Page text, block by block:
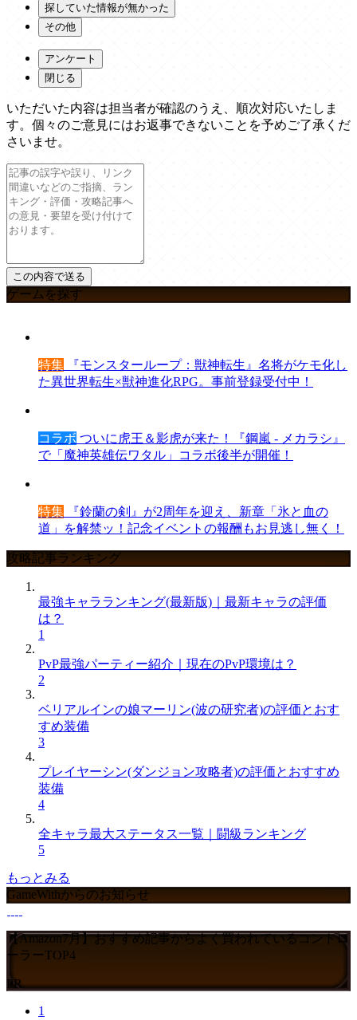
探していた情報が無かった
その他
アンケート
閉じる
いただいた内容は担当者が確認のうえ、順次対応いたしま
す。個々のご意見にはお返事できないことを予めご了承くだ
さいませ。
ゲームを探す
特集 『モンスターループ：獣神転生』名将がケモ化し
た異世界転生×獣神進化RPG。事前登録受付中！
コラボ ついに虎王＆影虎が来た！『鋼嵐 - メカラシ』
で「魔神英雄伝ワタル」コラボ後半が開催！
特集 『鈴蘭の剣』が2周年を迎え、新章「氷と血の
道」を解禁ッ！記念イベントの報酬もお見逃し無く！
攻略記事ランキング
最強キャラランキング(最新版)｜最新キャラの評価
は？
1
PvP最強パーティー紹介｜現在のPvP環境は？
2
ベリアルインの娘マーリン(波の研究者)の評価とおす
すめ装備
3
プレイヤーシン(ダンジョン攻略者)の評価とおすすめ
装備
4
全キャラ最大ステータス一覧｜闘級ランキング
5
もっとみる
GameWithからのお知らせ
【Amazon7月】おすすめ記事からよく買われているコントロ
ーラーTOP4
PR
1